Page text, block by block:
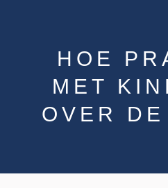
HOE
MET
OVER